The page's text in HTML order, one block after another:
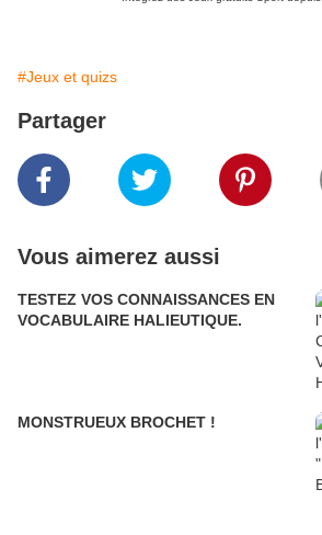
#Jeux et quizs
Partager
Vous aimerez aussi
TESTEZ VOS CONNAISSANCES EN
VOCABULAIRE HALIEUTIQUE.
MONSTRUEUX BROCHET !